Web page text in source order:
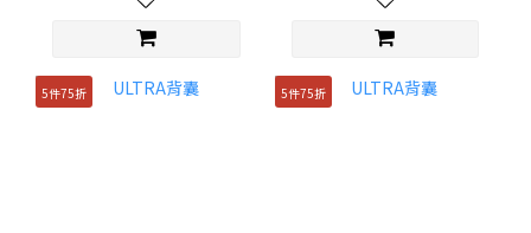
5件75折 5件75折